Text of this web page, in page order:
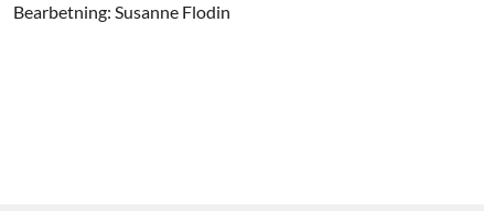
Bearbetning: Susanne Flodin